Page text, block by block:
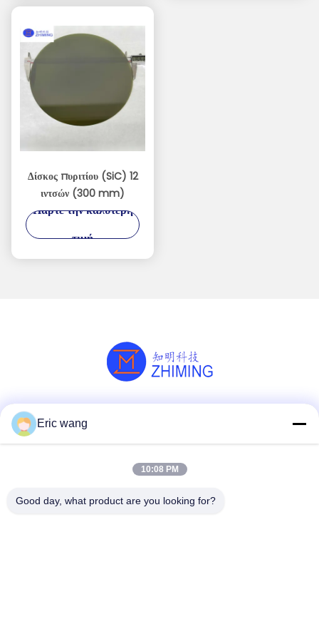
Δίσκος πυριτίου (SiC) 12
ιντσών (300 mm)
Πάρτε την καλύτερη
τιμή
Τηλ.
Eric wang
10:08 PM
Good day, what product are you looking for?